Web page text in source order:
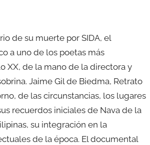
de su muerte por SIDA, el
a uno de los poetas más
XX, de la mano de la directora y
Jaime Gil de Biedma, Retrato
de las circunstancias, los lugares
recuerdos iniciales de Nava de la
su integración en la
de la época. El documental